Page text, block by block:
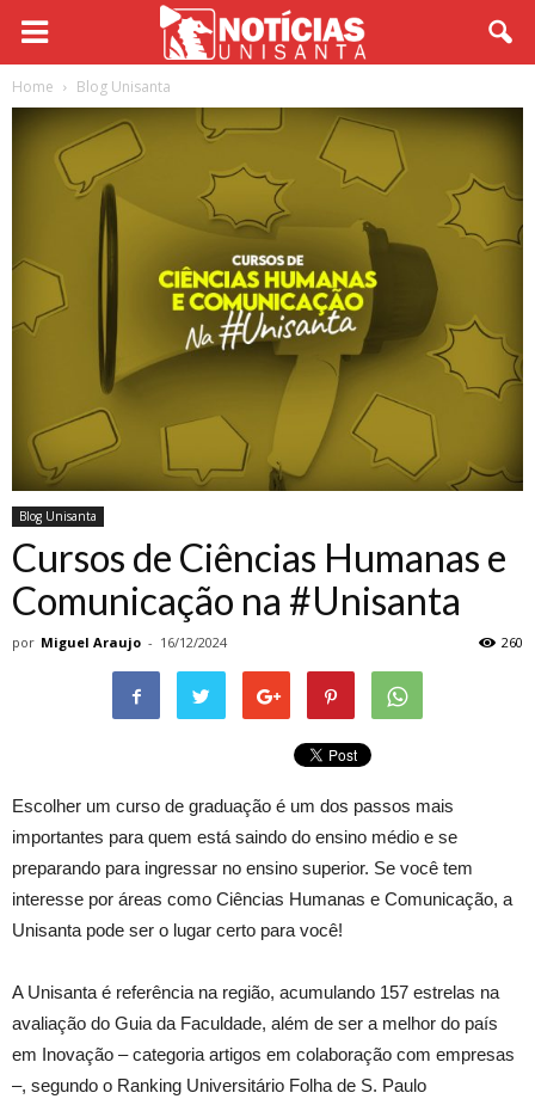
Home Blog Unisanta
Blog Unisanta
Cursos de Ciências Humanas e
Comunicação na #Unisanta
por Miguel Araujo - 16/12/2024 260
Escolher um curso de graduação é um dos passos mais
importantes para quem está saindo do ensino médio e se
preparando para ingressar no ensino superior. Se você tem
interesse por áreas como Ciências Humanas e Comunicação, a
Unisanta pode ser o lugar certo para você!
A Unisanta é referência na região, acumulando 157 estrelas na
avaliação do Guia da Faculdade, além de ser a melhor do país
em Inovação – categoria artigos em colaboração com empresas
–, segundo o Ranking Universitário Folha de S. Paulo